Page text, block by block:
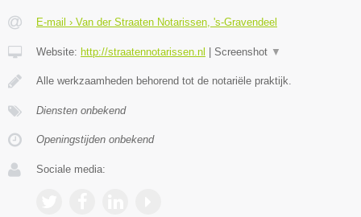
E-mail › Van der Straaten Notarissen, 's-Gravendeel
Website: http://straatennotarissen.nl Screenshot ▼
Alle werkzaamheden behorend tot de notariële praktijk.
Diensten onbekend
Openingstijden onbekend
Sociale media: